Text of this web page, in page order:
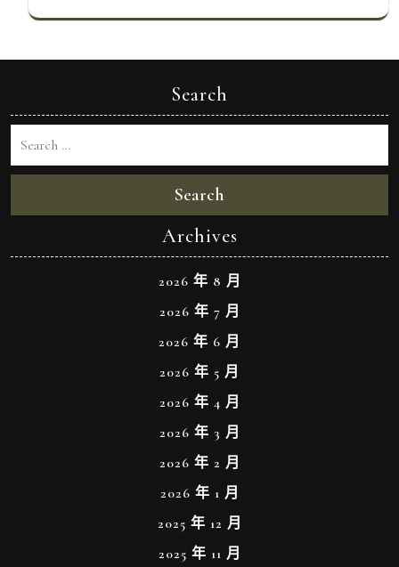
Search
Search
Archives
2026 年 8 月
2026 年 7 月
2026 年 6 月
2026 年 5 月
2026 年 4 月
2026 年 3 月
2026 年 2 月
2026 年 1 月
2025 年 12 月
2025 年 11 月